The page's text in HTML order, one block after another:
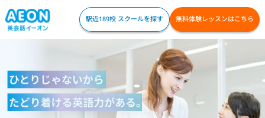
駅近189校 スクールを探す 無料体験レッスンはこちら